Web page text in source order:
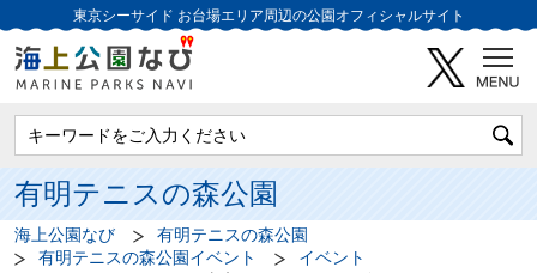
東京シーサイド お台場エリア周辺の公園オフィシャルサイト
有明テニスの森公園
海上公園なび
有明テニスの森公園
有明テニスの森公園イベント
イベント